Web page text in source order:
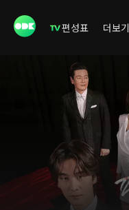
편성표 더보기